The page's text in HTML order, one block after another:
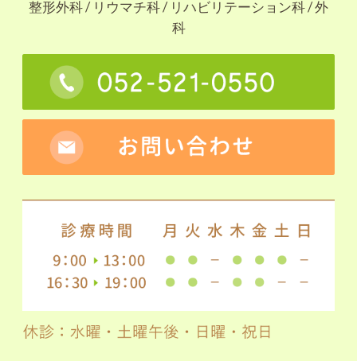
整形外科 / リウマチ科 / リハビリテーション科 / 外
科